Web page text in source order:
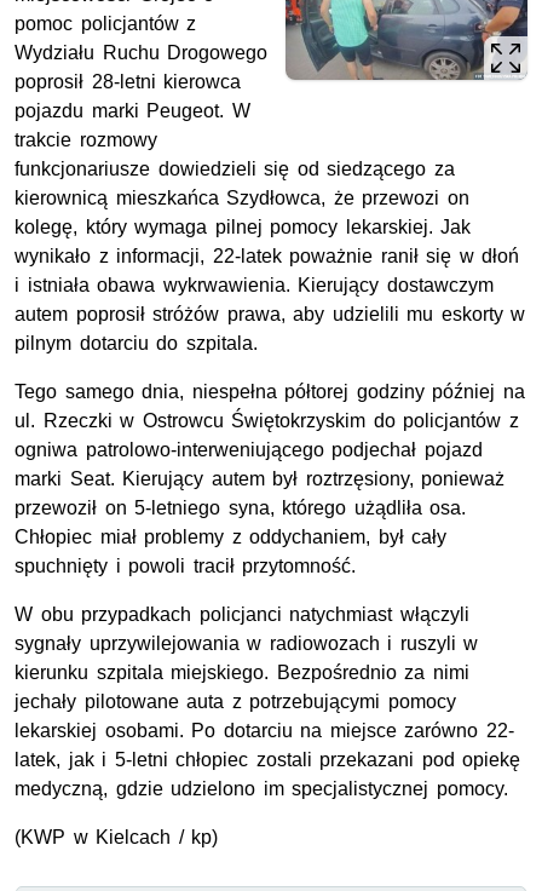
pomoc policjantów z
Wydziału Ruchu Drogowego
poprosił 28-letni kierowca
pojazdu marki Peugeot. W
trakcie rozmowy
funkcjonariusze dowiedzieli się od siedzącego za
kierownicą mieszkańca Szydłowca, że przewozi on
kolegę, który wymaga pilnej pomocy lekarskiej. Jak
wynikało z informacji, 22-latek poważnie ranił się w dłoń
i istniała obawa wykrwawienia. Kierujący dostawczym
autem poprosił stróżów prawa, aby udzielili mu eskorty w
pilnym dotarciu do szpitala.
Tego samego dnia, niespełna półtorej godziny później na
ul. Rzeczki w Ostrowcu Świętokrzyskim do policjantów z
ogniwa patrolowo-interweniującego podjechał pojazd
marki Seat. Kierujący autem był roztrzęsiony, ponieważ
przewoził on 5-letniego syna, którego użądliła osa.
Chłopiec miał problemy z oddychaniem, był cały
spuchnięty i powoli tracił przytomność.
W obu przypadkach policjanci natychmiast włączyli
sygnały uprzywilejowania w radiowozach i ruszyli w
kierunku szpitala miejskiego. Bezpośrednio za nimi
jechały pilotowane auta z potrzebującymi pomocy
lekarskiej osobami. Po dotarciu na miejsce zarówno 22-
latek, jak i 5-letni chłopiec zostali przekazani pod opiekę
medyczną, gdzie udzielono im specjalistycznej pomocy.
(KWP w Kielcach / kp)